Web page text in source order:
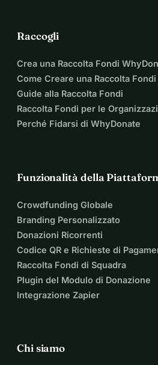
Raccogli
Crea una Raccolta Fondi
Come Creare una Raccolta
Guide alla Raccolta Fondi
Raccolta Fondi per le
Perché Fidarsi di WhyDonate
Funzionalità della
Crowdfunding Globale
Branding Personalizzato
Donazioni Ricorrenti
Codice QR e Richieste di
Raccolta Fondi di Squadra
Plugin del Modulo di Donazione
Integrazione Zapier
Chi siamo